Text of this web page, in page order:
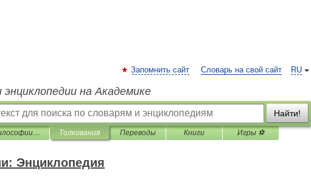
RU
Запомнить сайт Словарь на свой сайт
энциклопедии на Академике
Найти!
История Философии: Энциклопедия Толкования Переводы Книги Игры ⚽
Энциклопедия